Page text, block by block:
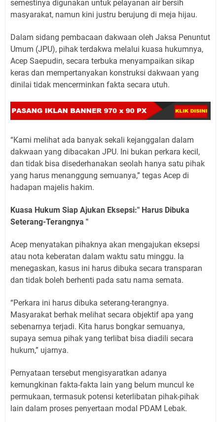
semestinya digunakan untuk pelayanan air bersih
masyarakat, namun kini justru berujung di meja hijau.
Dalam sidang pembacaan dakwaan oleh Jaksa Penuntut
Umum (JPU), pihak terdakwa melalui kuasa hukumnya,
Acep Saepudin, secara terbuka menyampaikan sikap
keras dan mempertanyakan konstruksi dakwaan yang
dinilai tidak mencerminkan fakta secara utuh.
“Kami melihat ada banyak sekali kejanggalan dalam
dakwaan yang dibacakan JPU. Ini bukan perkara kecil,
dan tidak bisa disederhanakan seolah hanya satu pihak
yang harus menanggung semuanya,” tegas Acep di
hadapan majelis hakim.
Kuasa Hukum Siap Ajukan Eksepsi:" Harus Dibuka
Seterang-Terangnya "
Acep menyatakan pihaknya akan mengajukan eksepsi
atau nota keberatan dalam waktu satu minggu. Ia
menegaskan, kasus ini harus dibuka secara transparan
dan tidak boleh berhenti pada satu nama semata.
“Perkara ini harus dibuka seterang-terangnya.
Masyarakat berhak melihat secara objektif apa yang
sebenarnya terjadi. Kita harus bongkar semuanya,
supaya semua pihak yang terlibat bisa diadili secara
hukum,” ujarnya.
Pernyataan tersebut mengisyaratkan adanya
kemungkinan fakta-fakta lain yang belum muncul ke
permukaan, termasuk potensi keterlibatan pihak-pihak
lain dalam proses penyertaan modal PDAM Lebak.